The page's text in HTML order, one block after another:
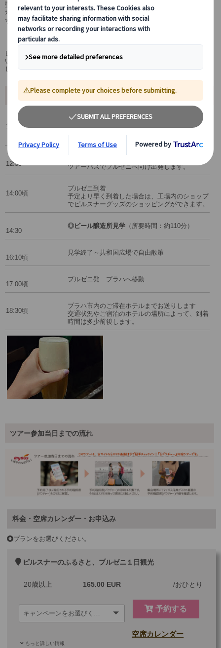
聖バルトロメイ大聖堂が中央にそびえたつ共和国広場はプルゼニの中心
地です。広場の周りにはカフェやレストランもあり、散策が楽しめま
す。
ツアー専用車で移動も楽々
ピルゼニのビール醸造所は、プラハ発着のバスや電車乗り場とは離れて
いますが、マイバスなら専用車が付いているため、ビール醸造所へ直行
します。
ツアー行程
12:20
マリオットホテル正面玄関前集合
プラハ・マサリク駅近くのマリオットホテル正面
玄関前で、ドライバーがお待ちしております。
12:30
ツアーバスでプルゼニへ向け出発します。
14:00頃
プルゼニ到着
予定より早く到着した場合は、工場内のショップ
でピルスナーグッズのショッピングができます。
14:30
◎ビール醸造所見学 （所要時間：約110分）
16:10頃
見学終了～共和国広場で自由散策
17:00頃
プルゼニ発 プラハへ移動
18:30頃
プラハ市内のご滞在ホテルまでお送りします
交通状況やご宿泊のホテルの場所によって、到着
時間は多少前後します。
ツアー参加当日までの流れ
料金・空席カレンダー・お申込み
プランをお選びください。
ピルスナーのふるさと、プルゼニ１日観光
20歳以上 165.00 EUR おひとり
予約する
もっと詳しい情報
空席カレンダー